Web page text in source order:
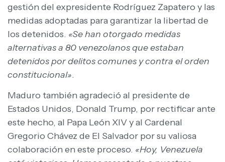
gestión del expresidente Rodríguez Zapatero y las
medidas adoptadas para garantizar la libertad de
los detenidos. «Se han otorgado medidas
alternativas a 80 venezolanos que estaban
detenidos por delitos comunes y contra el orden
constitucional».
Maduro también agradeció al presidente de
Estados Unidos, Donald Trump, por rectificar ante
este hecho, al Papa León XIV y al Cardenal
Gregorio Chávez de El Salvador por su valiosa
colaboración en este proceso. «Hoy, Venezuela